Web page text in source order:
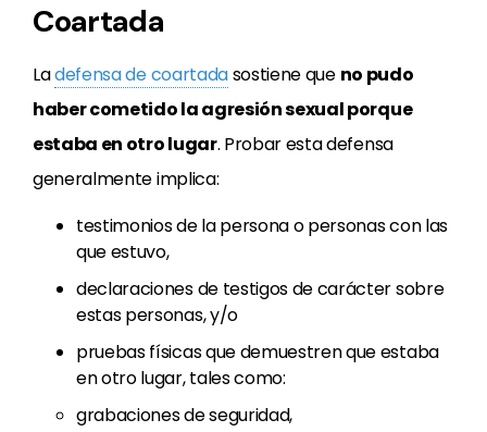
Coartada
Ladefensa de coartadasostiene que no pudo
haber cometido la agresión sexual porque
estaba en otro lugar. Probar esta defensa
generalmente implica:
testimonios de la persona o personas con las
que estuvo,
declaraciones de testigos de carácter sobre
estas personas, y/o
pruebas físicas que demuestren que estaba
en otro lugar, tales como:
grabaciones de seguridad,